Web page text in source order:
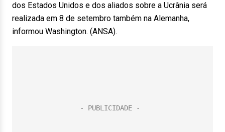
dos Estados Unidos e dos aliados sobre a Ucrânia será
realizada em 8 de setembro também na Alemanha,
informou Washington. (ANSA).